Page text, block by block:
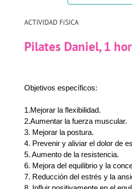
ACTIVIDAD FíSICA
Pilates Daniel, 1
Objetivos específicos:
1.Mejorar la flexibilidad.
2.Aumentar la fuerza muscular.
3. Mejorar la postura.
4. Prevenir y aliviar el dolor de
5. Aumento de la resistencia.
6. Mejora del equilibrio y la
7. Reducción del estrés y la